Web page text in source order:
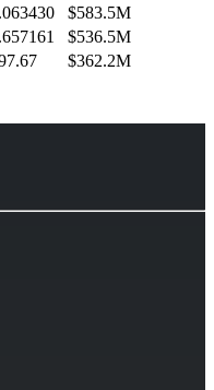
$583.5M
$536.5M
$362.2M